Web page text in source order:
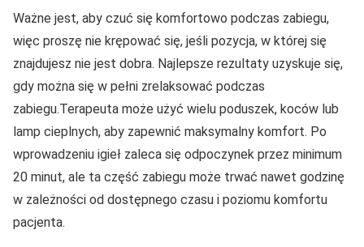
Ważne jest, aby czuć się komfortowo podczas zabiegu,
więc proszę nie krępować się, jeśli pozycja, w której się
znajdujesz nie jest dobra. Najlepsze rezultaty uzyskuje się,
gdy można się w pełni zrelaksować podczas
zabiegu.Terapeuta może użyć wielu poduszek, koców lub
lamp cieplnych, aby zapewnić maksymalny komfort. Po
wprowadzeniu igieł zaleca się odpoczynek przez minimum
20 minut, ale ta część zabiegu może trwać nawet godzinę
w zależności od dostępnego czasu i poziomu komfortu
pacjenta.